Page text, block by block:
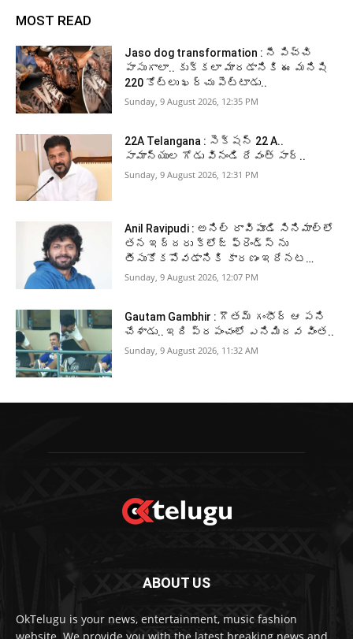
MOST READ
Jaso dog transformation : నీ పిచ్చి
పాసుగాలా.. కుక్కలా మారడానికి ఈ మనిషి
220 కోట్లు ఖర్చు పెట్టాడు..
Sunday, 9 August 2026, 12:35 PM
22A Telangana : సెక్షన్ 22 A..
సామాన్యుల గోడు వినండి రేవంత్ సార్..
Sunday, 9 August 2026, 12:31 PM
Anil Ravipudi : అనిల్ రావిపూడి సినిమాల్లో
తన ఇద్దరు క్లోజ్ ఫ్రెండ్స్ ను
తీసుకోకపోవడానికి కారణం ఇదేనట…
Sunday, 9 August 2026, 12:07 PM
Gautam Gambhir : గౌతమ్ గంభీర్ ఆ పని
చేశాడు.. ఇది ప్రపంచంలో ఎనిమిదవ వింత..
Sunday, 9 August 2026, 11:32 AM
ABOUT US
OkTelugu is your news, entertainment, music fashion
website. We provide you with the latest breaking news and